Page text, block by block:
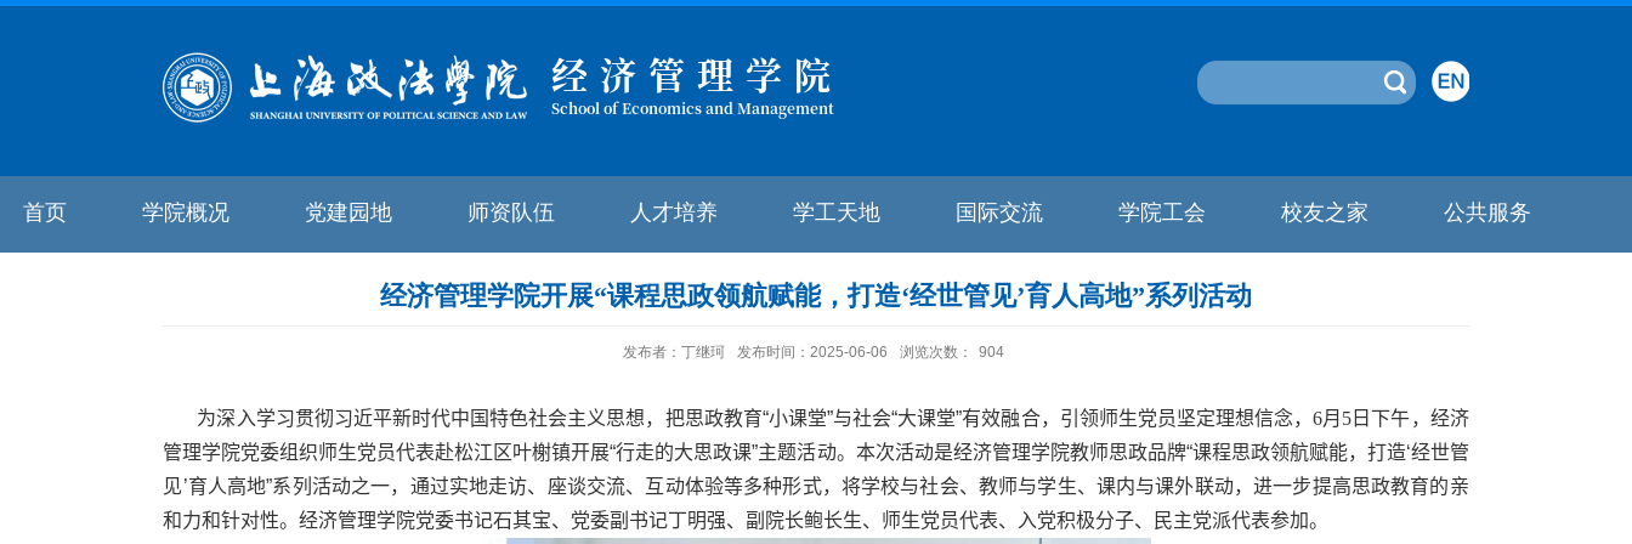
经济管理学院
School of Economics and Management
首页 学院概况 党建园地 师资队伍 人才培养 学工天地 国际交流 学院工会 校友之家 公共服务
经济管理学院开展“课程思政领航赋能，打造‘经世管见’育人高地”系列活动
发布者：丁继珂 发布时间：2025-06-06 浏览次数： 904
为深入学习贯彻习近平新时代中国特色社会主义思想，把思政教育“小课堂”与社会“大课堂”有效融合，引领师生党员坚定理想信念，6月 5 日下午，经济
管理学院党委组织师生党员代表赴松江区叶榭镇开展“行走的大思政课”主题活动。本次活动是经济管理学院教师思政品牌“课程思政领航赋能，打造‘经世管
见’育人高地”系列活动之一，通过实地走访、座谈交流、互动体验等多种形式，将学校与社会、教师与学生、课内与课外联动，进一步提高思政教育的亲
和力和针对性。经济管理学院党委书记石其宝、党委副书记丁明强、副院长鲍长生、师生党员代表、入党积极分子、民主党派代表参加。